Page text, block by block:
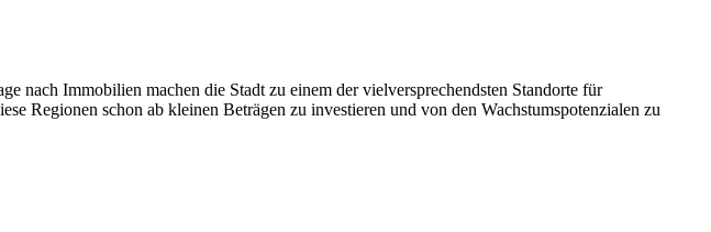
nach Immobilien machen die Stadt zu einem der vielversprechendsten Standorte für
Regionen schon ab kleinen Beträgen zu investieren und von den Wachstumspotenzialen zu